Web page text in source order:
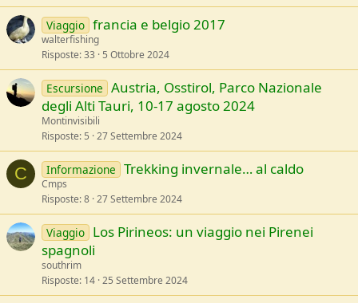
Viaggio francia e belgio 2017
walterfishing
Risposte 33 5 Ottobre 2024
Escursione Austria, Osstirol, Parco Nazionale
degli Alti Tauri, 10-17 agosto 2024
Montinvisibili
Risposte 5 27 Settembre 2024
C Informazione Trekking invernale… al caldo
Cmps
Risposte 8 27 Settembre 2024
Viaggio Los Pirineos: un viaggio nei Pirenei
spagnoli
southrim
Risposte 14 25 Settembre 2024